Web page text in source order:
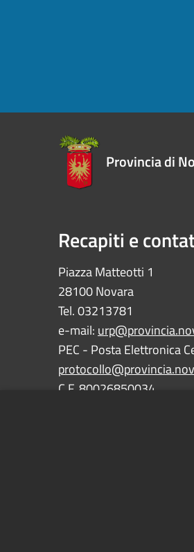
Provincia di
Recapiti e
Piazza Matteotti 1
28100 Novara
Tel. 03213781
e-mail:
PEC - Posta Elettronica
C.F. 80026850034